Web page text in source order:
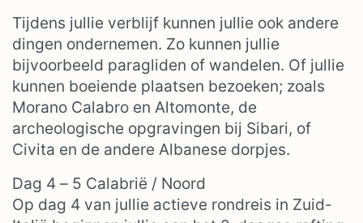
Tijdens jullie verblijf kunnen jullie ook andere
dingen ondernemen. Zo kunnen jullie
bijvoorbeeld paragliden of wandelen. Of jullie
kunnen boeiende plaatsen bezoeken; zoals
Morano Calabro en Altomonte, de
archeologische opgravingen bij Sibari, of
Civita en de andere Albanese dorpjes.
Dag 4 – 5 Calabrië / Noord
Op dag 4 van jullie actieve rondreis in Zuid-